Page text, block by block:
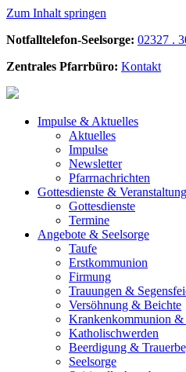
Zum Inhalt springen
Notfalltelefon-Seelsorge: 02327 .
Zentrales Pfarrbüro: Kontakt
Impulse & Aktuelles
Aktuelles
Impulse
Newsletter
Pfarrnachrichten
Gottesdienste &
Gottesdienste
Termine
Angebote & Seelsorge
Taufe
Erstkommunion
Firmung
Trauungen &
Versöhnung & Beichte
Krankenkommunion &
Katholischwerden
Beerdigung &
Seelsorge